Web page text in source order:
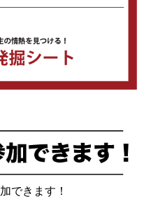
できます！